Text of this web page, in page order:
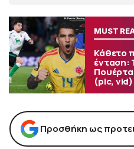
MUST
Κάθετο
ένταση:
(pic, vid)
Προσθήκη ως